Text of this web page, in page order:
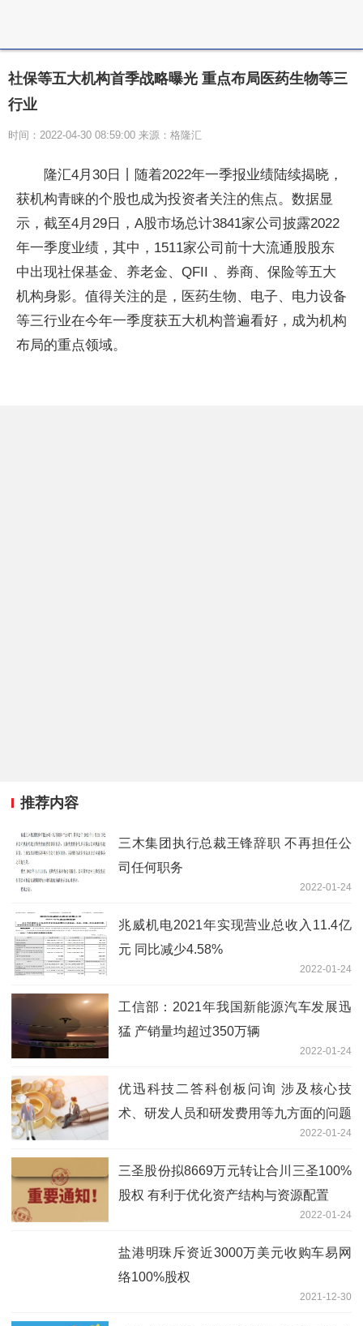
社保等五大机构首季战略曝光 重点布局医药生物等三
行业
时间：2022-04-30 08:59:00 来源：格隆汇
隆汇4月30日丨随着2022年一季报业绩陆续揭晓，
获机构青睐的个股也成为投资者关注的焦点。数据显
示，截至4月29日，A股市场总计3841家公司披露2022
年一季度业绩，其中，1511家公司前十大流通股股东
中出现社保基金、养老金、QFII 、券商、保险等五大
机构身影。值得关注的是，医药生物、电子、电力设备
等三行业在今年一季度获五大机构普遍看好，成为机构
布局的重点领域。
推荐内容
三木集团执行总裁王锋辞职 不再担任公
司任何职务
2022-01-24
兆威机电2021年实现营业总收入11.4亿
元 同比减少4.58%
2022-01-24
工信部：2021年我国新能源汽车发展迅
猛 产销量均超过350万辆
2022-01-24
优迅科技二答科创板问询 涉及核心技
术、研发人员和研发费用等九方面的问题
2022-01-24
三圣股份拟8669万元转让合川三圣100%
股权 有利于优化资产结构与资源配置
2022-01-24
盐港明珠斥资近3000万美元收购车易网
络100%股权
2021-12-30